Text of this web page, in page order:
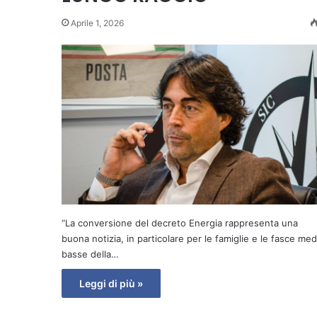
Aprile 1, 2026
“La conversione del decreto Energia rappresenta una
buona notizia, in particolare per le famiglie e le fasce
basse della…
Leggi di più »